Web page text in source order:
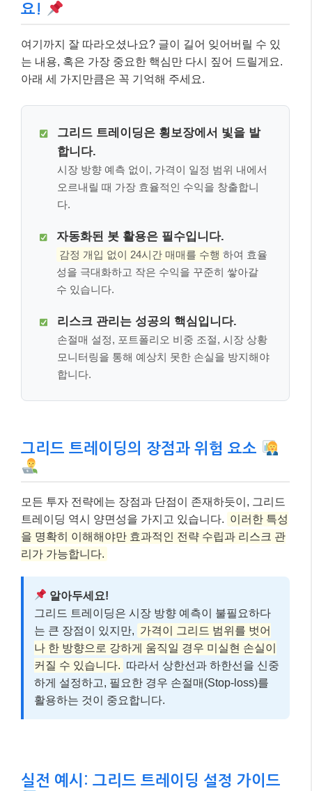
요!
여기까지 잘 따라오셨나요? 글이 길어 잊어버릴 수 있
는 내용, 혹은 가장 중요한 핵심만 다시 짚어 드릴게요.
아래 세 가지만큼은 꼭 기억해 주세요.
그리드 트레이딩은 횡보장에서 빛을 발
합니다.
시장 방향 예측 없이, 가격이 일정 범위 내에서
오르내릴 때 가장 효율적인 수익을 창출합니
다.
자동화된 봇 활용은 필수입니다.
감정 개입 없이 24시간 매매를 수행 하여 효율
성을 극대화하고 작은 수익을 꾸준히 쌓아갈
수 있습니다.
리스크 관리는 성공의 핵심입니다.
손절매 설정, 포트폴리오 비중 조절, 시장 상황
모니터링을 통해 예상치 못한 손실을 방지해야
합니다.
그리드 트레이딩의 장점과 위험 요소
모든 투자 전략에는 장점과 단점이 존재하듯이, 그리드
트레이딩 역시 양면성을 가지고 있습니다. 이러한 특성
을 명확히 이해해야만 효과적인 전략 수립과 리스크 관
리가 가능합니다.
알아두세요!
그리드 트레이딩은 시장 방향 예측이 불필요하다
는 큰 장점이 있지만, 가격이 그리드 범위를 벗어
나 한 방향으로 강하게 움직일 경우 미실현 손실이
커질 수 있습니다. 따라서 상한선과 하한선을 신중
하게 설정하고, 필요한 경우 손절매(Stop-loss)를
활용하는 것이 중요합니다.
실전 예시: 그리드 트레이딩 설정 가이드